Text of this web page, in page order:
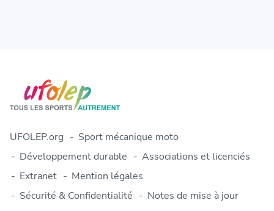
UFOLEP.org
Sport mécanique moto
Développement durable
Associations et licenciés
Extranet
Mention légales
Sécurité & Confidentialité
Notes de mise à jour